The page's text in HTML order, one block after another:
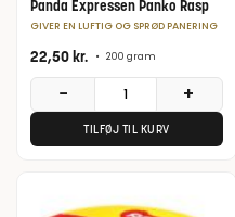
Panda Expressen Panko Rasp
GIVER EN LUFTIG OG SPRØD PANERING
22,50kr. • 200 gram
− +
TILFØJ TIL KURV